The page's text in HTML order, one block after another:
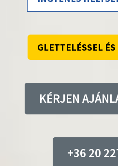
GLETTELÉSSEL
KÉRJEN
+36 20